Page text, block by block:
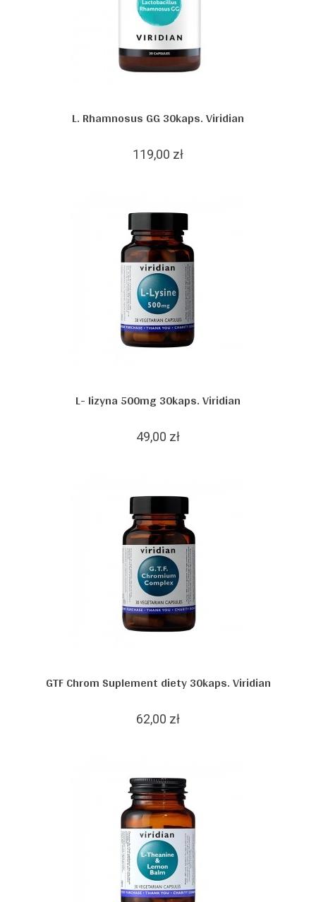
L. Rhamnosus GG 30kaps. Viridian
119,00 zł
L- lizyna 500mg 30kaps. Viridian
49,00 zł
GTF Chrom Suplement diety 30kaps. Viridian
62,00 zł